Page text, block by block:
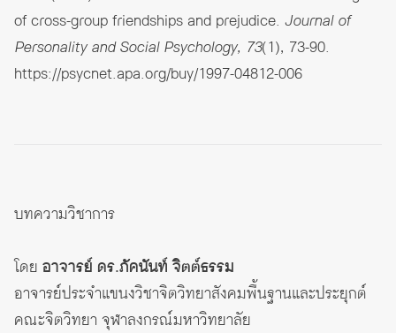
of cross-group friendships and prejudice. Journal of
Personality and Social Psychology, 73(1), 73-90.
https://psycnet.apa.org/buy/1997-04812-006
บทความวิชาการ
โดย อาจารย์ ดร.ภัคนันท์ จิตต์ธรรม
อาจารย์ประจำแขนงวิชาจิตวิทยาสังคมพื้นฐานและประยุกต์
คณะจิตวิทยา จุฬาลงกรณ์มหาวิทยาลัย